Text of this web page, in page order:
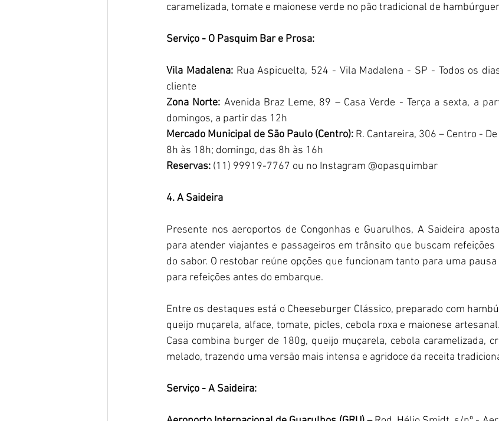
caramelizada, tomate e maionese verde no pão tradicional de
Serviço - O Pasquim Bar e Prosa:
Vila Madalena: Rua Aspicuelta, 524 - Vila Madalena - SP - Todos os
cliente
Zona Norte: Avenida Braz Leme, 89 – Casa Verde - Terça a sexta, a
domingos, a partir das 12h
Mercado Municipal de São Paulo (Centro): R. Cantareira, 306 – Centro -
8h às 18h; domingo, das 8h às 16h
Reservas: (11) 99919-7767 ou no Instagram @opasquimbar
4. A Saideira
Presente nos aeroportos de Congonhas e Guarulhos, A Saideira
para atender viajantes e passageiros em trânsito que buscam
do sabor. O restobar reúne opções que funcionam tanto para uma
para refeições antes do embarque.
Entre os destaques está o Cheeseburger Clássico, preparado com
queijo muçarela, alface, tomate, picles, cebola roxa e maionese
Casa combina burger de 180g, queijo muçarela, cebola caramelizada,
melado, trazendo uma versão mais intensa e agridoce da receita
Serviço - A Saideira: